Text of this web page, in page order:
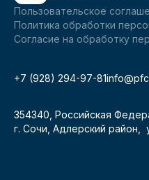
Пользовательское
Политика обработки
Согласие на обработку
+7 (928) 294-97-81
354340, Российская
г. Сочи, Адлерский район,